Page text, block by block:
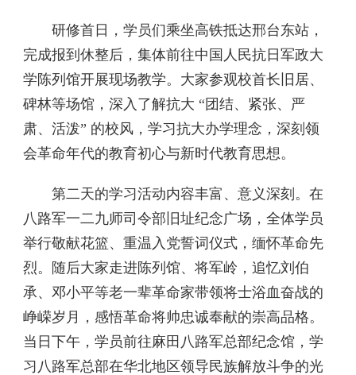
研修首日，学员们乘坐高铁抵达邢台东站，
完成报到休整后，集体前往中国人民抗日军政大
学陈列馆开展现场教学。大家参观校首长旧居、
碑林等场馆，深入了解抗大 “团结、紧张、严
肃、活泼” 的校风，学习抗大办学理念，深刻领
会革命年代的教育初心与新时代教育思想。
第二天的学习活动内容丰富、意义深刻。在
八路军一二九师司令部旧址纪念广场，全体学员
举行敬献花篮、重温入党誓词仪式，缅怀革命先
烈。随后大家走进陈列馆、将军岭，追忆刘伯
承、邓小平等老一辈革命家带领将士浴血奋战的
峥嵘岁月，感悟革命将帅忠诚奉献的崇高品格。
当日下午，学员前往麻田八路军总部纪念馆，学
习八路军总部在华北地区领导民族解放斗争的光